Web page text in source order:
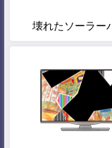
壊れたソーラー